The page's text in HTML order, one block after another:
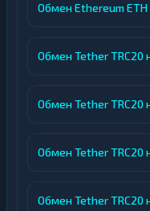
Обмен Ethereum ETH
Обмен Tether TRC20
Обмен Tether TRC20
Обмен Tether TRC20
Обмен Tether TRC20